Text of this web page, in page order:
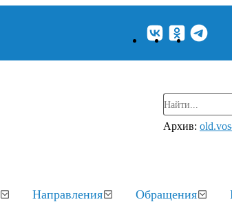
Архив:
Направления Обращения